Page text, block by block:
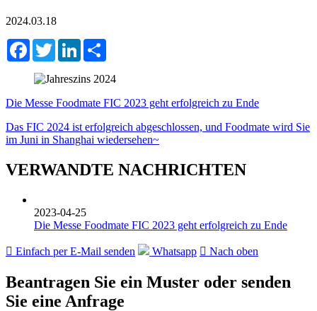
2024.03.18
FacebookTwitterLinkedIn
Die Messe Foodmate FIC 2023 geht erfolgreich zu Ende
Das FIC 2024 ist erfolgreich abgeschlossen, und Foodmate wird Sie
im Juni in Shanghai wiedersehen~
VERWANDTE NACHRICHTEN
2023-04-25
Die Messe Foodmate FIC 2023 geht erfolgreich zu Ende
 Einfach per E-Mail senden Whatsapp  Nach oben
Beantragen Sie ein Muster oder senden
Sie eine Anfrage